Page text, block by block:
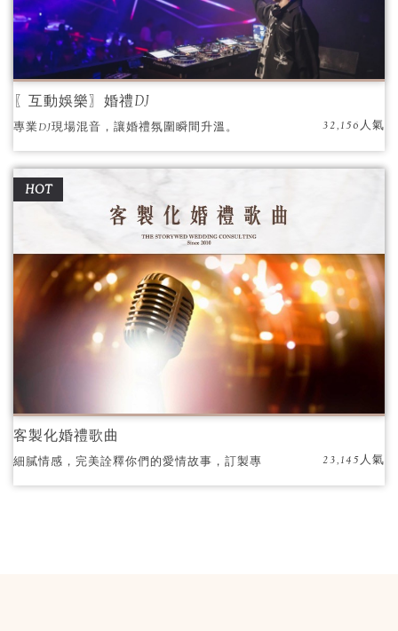
〖互動娛樂〗婚禮DJ
專業DJ現場混音，讓婚禮氛圍瞬間升溫。 32,156人氣
HOT
客製化婚禮歌曲
細膩情感，完美詮釋你們的愛情故事，訂製專
23,145人氣